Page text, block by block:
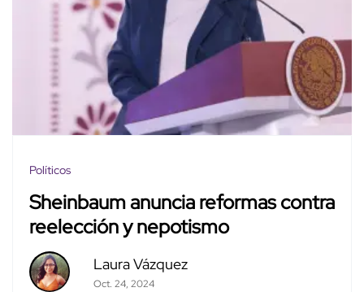
Políticos
Sheinbaum anuncia reformas contra
reelección y nepotismo
Laura Vázquez
Oct. 24, 2024